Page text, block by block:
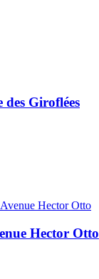
Giroflées
Hector Otto